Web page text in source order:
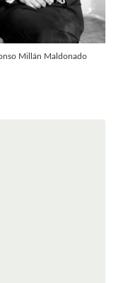
Millán Maldonado